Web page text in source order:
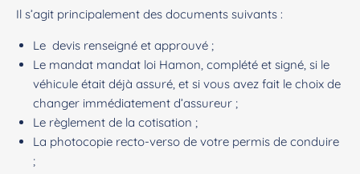
Il s’agit principalement des documents suivants :
Le devis renseigné et approuvé ;
Le mandat mandat loi Hamon, complété et signé, si le
véhicule était déjà assuré, et si vous avez fait le choix de
changer immédiatement d’assureur ;
Le règlement de la cotisation ;
La photocopie recto-verso de votre permis de conduire
;